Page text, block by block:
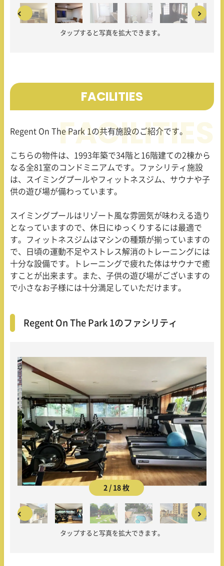
タップすると写真を拡大できます。
FACILITIES
Regent On The Park 1 の共有施設のご紹介です。
こちらの物件は、 1993年築で34階と 16 階建ての2棟から
なる全81 室のコンドミニアムです。ファシリティ施設
は、スイミングプールやフィットネスジム、サウナや子
供の遊び場が備わっています。
スイミングプールはリゾート風な雰囲気が味わえる造り
となっていますので、休日にゆっくりするには最適で
す。フィットネスジムはマシンの種類が揃っていますの
で、日頃の運動不足やストレス解消のトレーニングには
十分な設備です。トレーニングで疲れた体はサウナで癒
すことが出来ます。また、子供の遊び場がございますの
で小さなお子様には十分満足していただけます。
Regent On The Park 1のファシリティ
2 / 18 枚
タップすると写真を拡大できます。